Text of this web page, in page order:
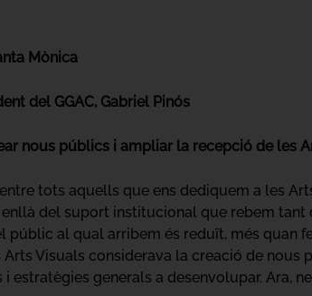
Mònica
del GGAC, Gabriel Pinós
nous públics i ampliar la recepció de les
tots aquells que ens dediquem a les
del suport institucional que rebem
públic al qual arribem és reduït, més quan
Visuals considerava la creació de nous
estratègies generals a desenvolupar. Ara,